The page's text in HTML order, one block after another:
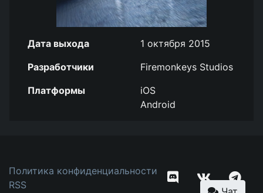
Дата выхода
1 октября 2015
Разработчики
Firemonkeys Studios
Платформы
iOS
Android
Политика конфиденциальности
RSS